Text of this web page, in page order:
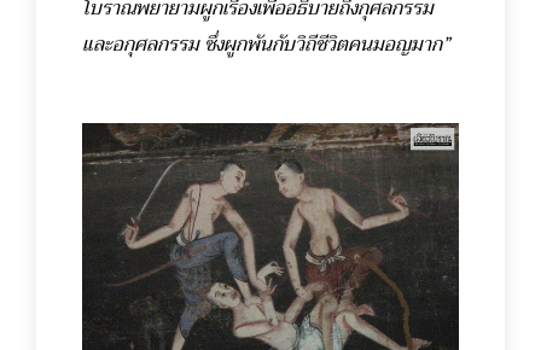
โบราณพยายามผูกเรื่องเพื่ออธิบายถึงกุศลกรรม
และอกุศลกรรม ซึ่งผูกพันกับวิถีชีวิตคนมอญมาก”